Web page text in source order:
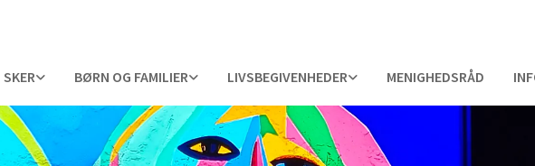
BØRN OG FAMILIER LIVSBEGIVENHEDER MENIGHEDSRÅD